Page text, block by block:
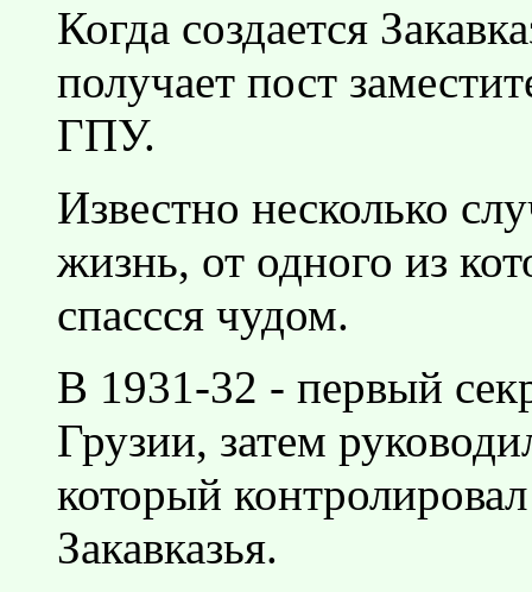
Когда создается
получает пост
ГПУ.
Известно несколько
жизнь, от одного из
спассся чудом.
В 1931-32 - первый
Грузии, затем
который
Закавказья.